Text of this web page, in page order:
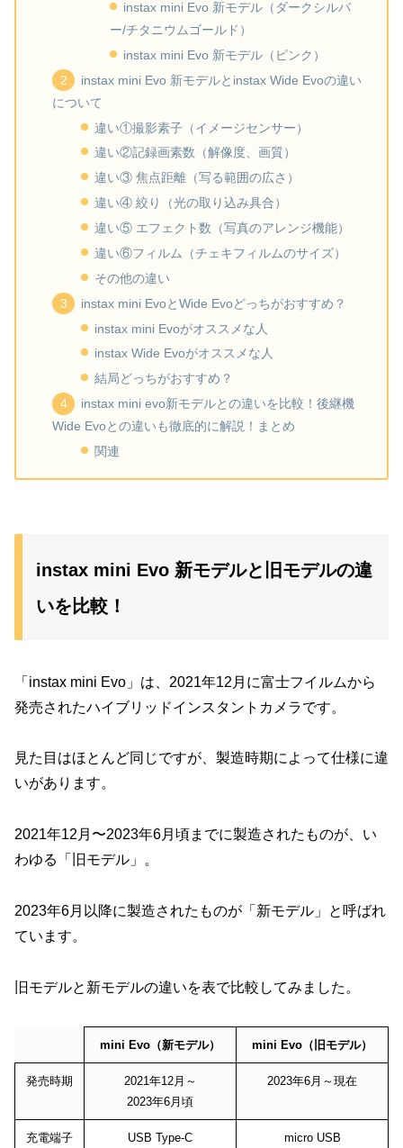
instax mini Evo 新モデル（ダークシルバ
ー/チタニウムゴールド）
instax mini Evo 新モデル（ピンク）
instax mini Evo 新モデルとinstax Wide Evoの違い
について
違い①撮影素子（イメージセンサー）
違い②記録画素数（解像度、画質）
違い③ 焦点距離（写る範囲の広さ）
違い④ 絞り（光の取り込み具合）
違い⑤ エフェクト数（写真のアレンジ機能）
違い⑥フィルム（チェキフィルムのサイズ）
その他の違い
instax mini EvoとWide Evoどっちがおすすめ？
instax mini Evoがオススメな人
instax Wide Evoがオススメな人
結局どっちがおすすめ？
instax mini evo新モデルとの違いを比較！後継機
Wide Evoとの違いも徹底的に解説！まとめ
関連
instax mini Evo 新モデルと旧モデルの違
いを比較！
「instax mini Evo」は、2021年12月に富士フイルムから
発売されたハイブリッドインスタントカメラです。
見た目はほとんど同じですが、製造時期によって仕様に違
いがあります。
2021年12月〜2023年6月頃までに製造されたものが、い
わゆる「旧モデル」。
2023年6月以降に製造されたものが「新モデル」と呼ばれ
ています。
旧モデルと新モデルの違いを表で比較してみました。
mini Evo（新モデル） mini Evo（旧モデル）
発売時期
2021年12月～
2023年6月頃
2023年6月～現在
充電端子 USB Type-C micro USB